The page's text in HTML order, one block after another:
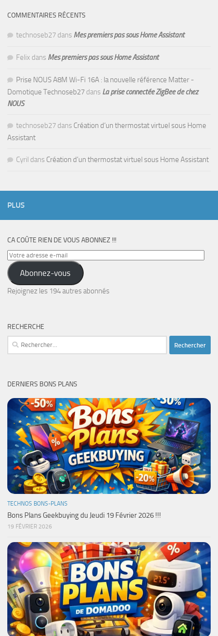
COMMENTAIRES RÉCENTS
technoseb27 dans Mes premiers pas sous Home Assistant
Felix dans Mes premiers pas sous Home Assistant
Prise NOUS A8M Wi-Fi 16A : la nouvelle référence Matter -
Domotique Technoseb27 dans La prise connectée ZigBee de chez
NOUS
technoseb27 dans Création d’un thermostat virtuel sous Home
Assistant
Cyril dans Création d’un thermostat virtuel sous Home Assistant
PLUS
CA COÛTE RIEN DE VOUS ABONNEZ !!!
Votre
adresse
e-
mail
Abonnez-vous
Rejoignez les 194 autres abonnés
RECHERCHE
Rechercher :
DERNIERS BONS PLANS
TECHNOS BONS-PLANS
Bons Plans Geekbuying du Jeudi 19 Février 2026 !!!
19 FÉVRIER 2026